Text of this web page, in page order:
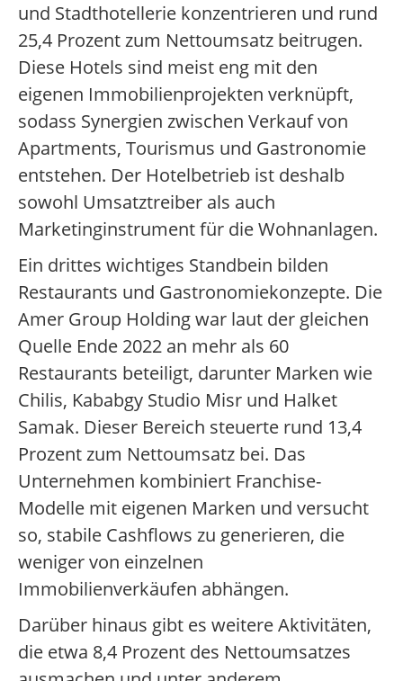
und Stadthotellerie konzentrieren und rund
25,4 Prozent zum Nettoumsatz beitrugen.
Diese Hotels sind meist eng mit den
eigenen Immobilienprojekten verknüpft,
sodass Synergien zwischen Verkauf von
Apartments, Tourismus und Gastronomie
entstehen. Der Hotelbetrieb ist deshalb
sowohl Umsatztreiber als auch
Marketinginstrument für die Wohnanlagen.
Ein drittes wichtiges Standbein bilden
Restaurants und Gastronomiekonzepte. Die
Amer Group Holding war laut der gleichen
Quelle Ende 2022 an mehr als 60
Restaurants beteiligt, darunter Marken wie
Chilis, Kababgy Studio Misr und Halket
Samak. Dieser Bereich steuerte rund 13,4
Prozent zum Nettoumsatz bei. Das
Unternehmen kombiniert Franchise-
Modelle mit eigenen Marken und versucht
so, stabile Cashflows zu generieren, die
weniger von einzelnen
Immobilienverkäufen abhängen.
Darüber hinaus gibt es weitere Aktivitäten,
die etwa 8,4 Prozent des Nettoumsatzes